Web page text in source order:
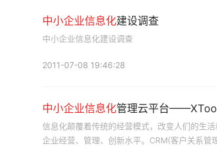
中小企业信息化建设调查
中小企业信息化建设调查
2011-07-08 19:46:28
中小企业信息化管理云平台
信息化颠覆着传统的经营模式，改变人们的生
企业经营、管理、创新水平。CRM(客户关系管